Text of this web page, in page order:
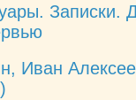
Записки.
Иван